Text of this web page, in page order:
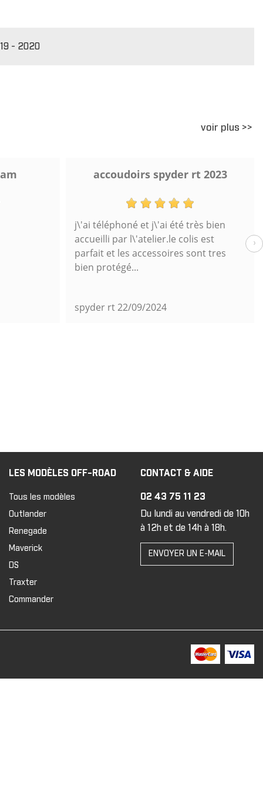
- 2020
voir plus >>
accoudoirs spyder rt 2023
j\'ai téléphoné et j\'ai été très bien
accueilli par l\'atelier.le colis est
parfait et les accessoires sont tres
bien protégé...
spyder rt22/09/2024
›
LES MODÈLES OFF-ROAD
Tous les modèles
Outlander
Renegade
Maverick
DS
Traxter
Commander
CONTACT & AIDE
02 43 75 11 23
Du lundi au vendredi de 10h
à 12h et de 14h à 18h.
ENVOYER UN E-MAIL